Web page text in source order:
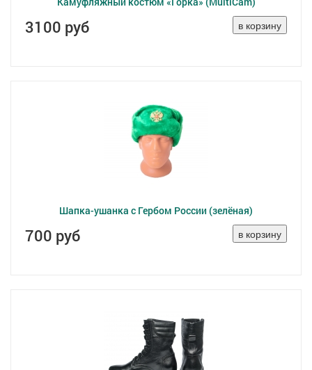
3100 руб
Шапка-ушанка с Гербом России (зелёная)
700 руб